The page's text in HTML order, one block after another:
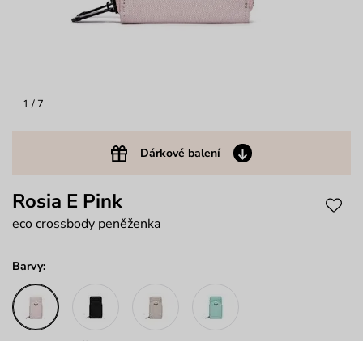
1 / 7
Dárkové balení
Rosia E Pink
eco crossbody peněženka
Barvy: